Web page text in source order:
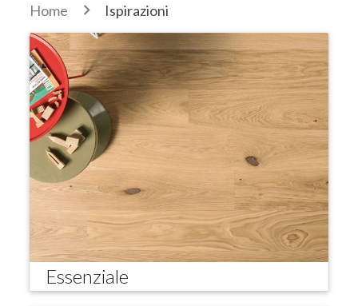
Home Ispirazioni
Essenziale